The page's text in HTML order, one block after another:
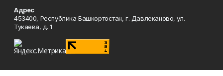
Адрес
453400, Республика Башкортостан, г. Давлеканово, ул.
Тукаева, д. 1